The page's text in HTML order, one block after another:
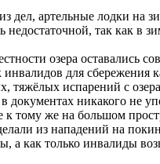
дел, артельные лодки на
недостаточной, так как в
озера оставались
инвалидов для сбережения
тяжёлых испарений с
документах никакого не
к тому же на большом
из нападений на
а как только инвалиды